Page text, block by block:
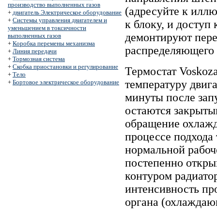
производство выполненных газов
+ двигатель Электрическое оборудование
+ Системы управления двигателем и
уменьшением в токсичности
выполненных газов
+ Коробка перемены механизма
+ Линия передачи
+ Тормозная система
+ Скобка приостановки и регулирование
+ Тело
+ Бортовое электрическое оборудование
(адресуйте к
к блоку, и доступ
демонтируют
распределяющего
Термостат
температуру
минуты после
остаются
обращение
процессе подхода
нормальной
постепенно
контуром
интенсивность
органа